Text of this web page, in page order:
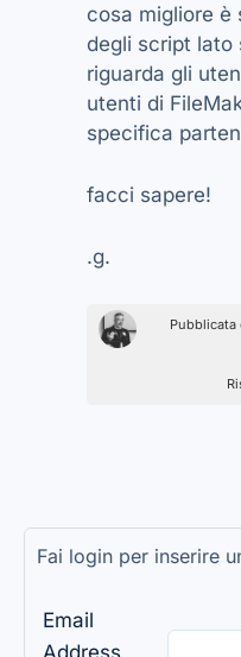
cosa migliore è
degli script lato
riguarda gli
utenti di
specifica
facci sapere!
.g.
Pubblicata
Fai login per inserire
Email
Address